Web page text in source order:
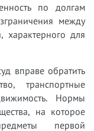
по долгам
между
для
вправе обратить
транспортные
Нормы
на которое
первой